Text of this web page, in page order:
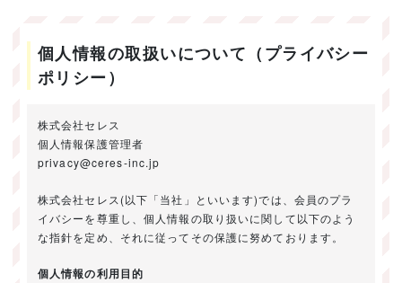
個人情報の取扱いについて（プライバシー
ポリシー）
株式会社セレス
個人情報保護管理者
privacy@ceres-inc.jp
株式会社セレス(以下「当社」といいます)では、会員のプラ
イバシーを尊重し、個人情報の取り扱いに関して以下のよう
な指針を定め、それに従ってその保護に努めております。
個人情報の利用目的